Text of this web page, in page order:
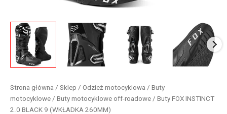
Strona główna / Sklep / Odzież motocyklowa / Buty
motocyklowe / Buty motocyklowe off-roadowe / Buty FOX INSTINCT
2.0 BLACK 9 (WKŁADKA 260MM)